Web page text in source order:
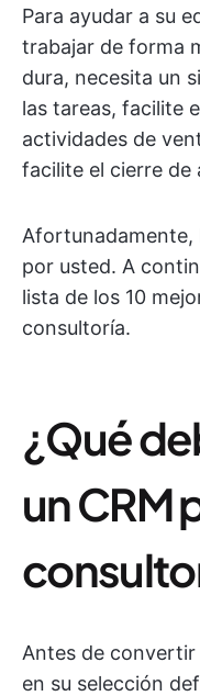
Para ayudar a su
trabajar de forma
dura, necesita un
las tareas, facilite
actividades de
facilite el cierre de
Afortunadamente,
por usted. A
lista de los 10
consultoría.
¿Qué
un CRM
Antes de convertir
en su selección